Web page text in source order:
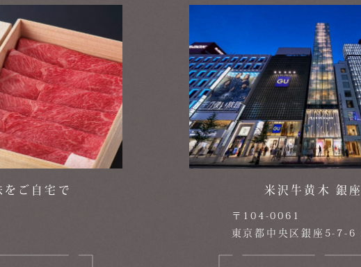
をご自宅で 米沢牛黄木 銀
〒104-0061
東京都中央区銀座5-7-